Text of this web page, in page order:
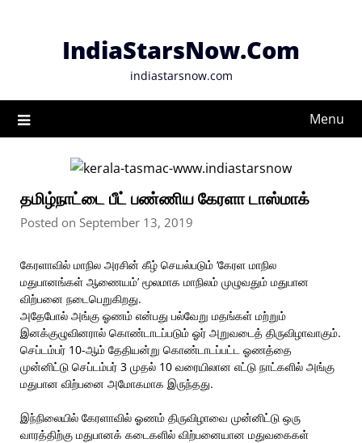
IndiaStarsNow.Com
indiastarsnow.com
Menu
தமிழ்நாட்டை பீட் பண்ணிய கேரளா டாஸ்மாக்
Posted on September 13, 2019
கேரளாவில் மாநில அரசின் கீழ் செயல்படும் ‘கேரள மாநில
மதுபானங்கள் ஆணையம்’ மூலமாக மாநிலம் முழுவதும் மதுபான
விற்பனை நடைபெறுகிறது.
அதேபோல் அங்கு ஓணம் என்பது பல்வேறு மதங்கள் மற்றும்
இனக்குழுவினரால் கொண்டாடப்படும் ஓர் அறுவடைத் திருவிழாவாகும்.
செப்டம்பர் 10-ஆம் தேதியன்று கொண்டாடப்பட்ட ஓணத்தை
முன்னிட்டு செப்டம்பர் 3 முதல் 10 வரையிலான எட்டு நாட்களில் அங்கு
மதுபான விற்பனை அமோகமாக இருந்தது.
இந்நிலையில் கேரளாவில் ஓணம் திருவிழாவை முன்னிட்டு ஒரு
வாரத்திற்கு மதுபானக் கடைகளில் விற்பனையான மதுவகைகள்